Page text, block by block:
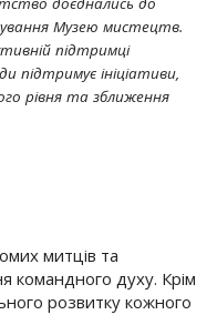
Музею мистецтв.
підтримці
підтримує ініціативи,
рівня та зближення
митців та
командного духу. Крім
розвитку кожного